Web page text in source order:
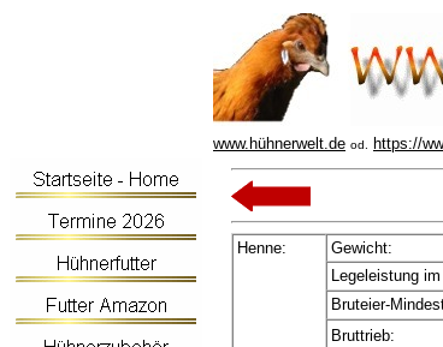
www.hühnerwelt.de od. https://
Henne: Gewicht:
Legeleistung
Bruteier-
Bruttrieb: